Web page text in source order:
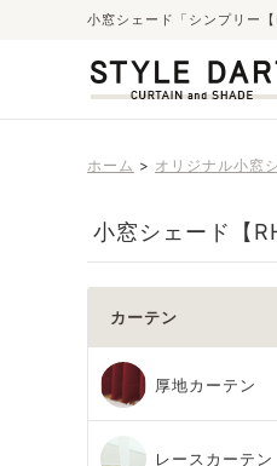
小窓シェード「シンプリー
ホーム オリジナル小窓
小窓シェード【
カーテン
厚地カーテン
レースカーテン